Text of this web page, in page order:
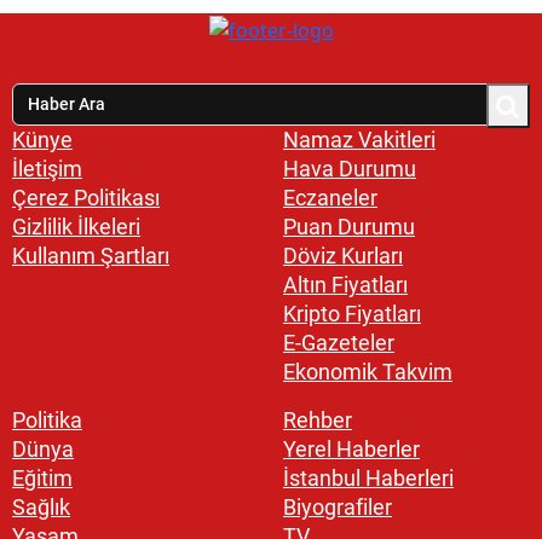
Künye
İletişim
Çerez Politikası
Gizlilik İlkeleri
Kullanım Şartları
Namaz Vakitleri
Hava Durumu
Eczaneler
Puan Durumu
Döviz Kurları
Altın Fiyatları
Kripto Fiyatları
E-Gazeteler
Ekonomik Takvim
Politika
Dünya
Eğitim
Sağlık
Rehber
Yerel Haberler
İstanbul Haberleri
Biyografiler